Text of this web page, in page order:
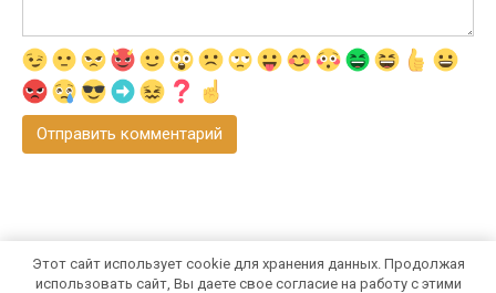
© 2026 Все о строительстве,
Этот сайт использует cookie для хранения данных. Продолжая
использовать сайт, Вы даете свое согласие на работу с этими